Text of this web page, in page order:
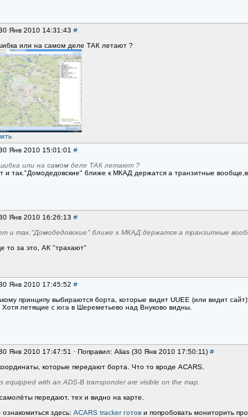
Янв 2010 14:31:43 #
или на самом деле ТАК летают ?
Янв 2010 15:01:01 #
или на самом деле ТАК летают ?
и так."Домодедовские" ближе к МКАД держатся а транзитные
Янв 2010 16:26:13 #
и так."Домодедовские" ближе к МКАД держатся а транзитные
то за это, АК "трахают"
Янв 2010 17:45:52 #
принципу выбираются борта, которые видит UUEE (или видит
Хотя летящие с юга в Шереметьево над Внуково видны.
Янв 2010 17:47:51 · Поправил: Alias (30 Янв 2010 17:50:11) #
которые передают борта. Что то вроде ACARS.
equipped with an ADS-B transponder are visible on the map.
передают, тех и видно на карте.
здесь: ACARS tracker готови попробовать мониторить